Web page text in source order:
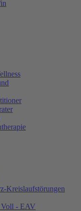
Kreislaufstörungen
Voll - EAV